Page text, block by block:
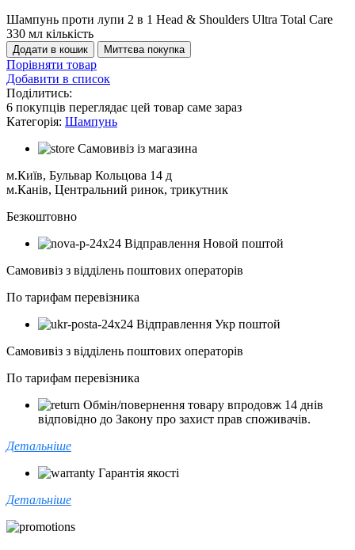
Шампунь проти лупи 2 в 1 Head & Shoulders Ultra Total Care
330 мл кількість
Додати в кошик Миттєва покупка
Порівняти товар
Добавити в список
Поділитись:
6 покупців переглядає цей товар саме зараз
Категорія: Шампунь
Самовивіз із магазина
м.Київ, Бульвар Кольцова 14 д
м.Канів, Центральний ринок, трикутник
Безкоштовно
Відправлення Новой поштой
Самовивіз з відділень поштових операторів
По тарифам перевізника
Відправлення Укр поштой
Самовивіз з відділень поштових операторів
По тарифам перевізника
Обмін/повернення товару впродовж 14 днів
відповідно до Закону про захист прав споживачів.
Детальніше
Гарантія якості
Детальніше